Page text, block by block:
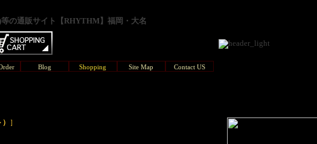
の通販サイト【RHYTHM】福岡・大名
Blog Shopping Site Map Contact US
］